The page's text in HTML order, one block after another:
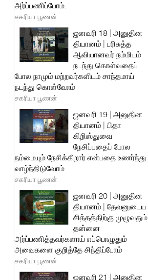
அர்ப்பணிப்போம்.
சகரியா பூணன்
ஜனவரி 18 | அனுதின
தியானம் | பரிசுத்த
ஆவியானவர் நம்மிடம்
நடந்து கொள்வதைப்
போல நாமும் மற்றவர்களிடம் சாந்தமாய்
நடந்து கொள்வோம்
சகரியா பூணன்
ஜனவரி 19 | அனுதின
தியானம் | பிதா
கிறிஸ்துவை
நேசிப்பதைப் போல
நம்மையும் நேசிக்கிறார் என்பதை உணர்ந்து
வாழ்ந்திடுவோம்
சகரியா பூணன்
ஜனவரி 20 | அனுதின
தியானம் | தேவனுடைய
சித்தத்திற்கு முழுவதும்
தன்னை
அர்ப்பணித்தவர்களாய் எப்பொழுதும்
அவைகளை குறித்தே சிந்திப்போம்
சகரியா பூணன்
ஜனவரி 21 | அனுதின